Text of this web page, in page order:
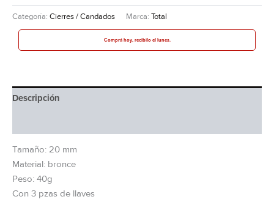
Categoría: Cierres / Candados Marca: Total
Comprá hoy, recibilo el lunes.
Descripción
Tamaño: 20 mm
Material: bronce
Peso: 40g
Con 3 pzas de llaves